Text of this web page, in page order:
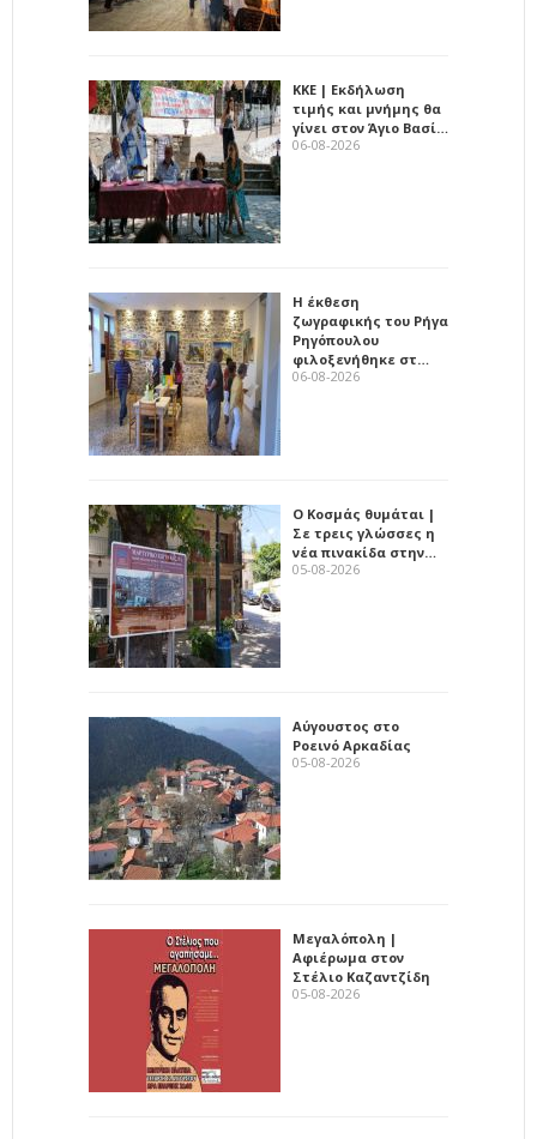
ΚΚΕ | Εκδήλωση
τιμής και μνήμης θα
γίνει στον Άγιο Βασί…
06-08-2026
Η έκθεση
ζωγραφικής του Ρήγα
Ρηγόπουλου
φιλοξενήθηκε στ…
06-08-2026
Ο Κοσμάς θυμάται |
Σε τρεις γλώσσες η
νέα πινακίδα στην…
05-08-2026
Αύγουστος στο
Ροεινό Αρκαδίας
05-08-2026
Μεγαλόπολη |
Αφιέρωμα στον
Στέλιο Καζαντζίδη
05-08-2026